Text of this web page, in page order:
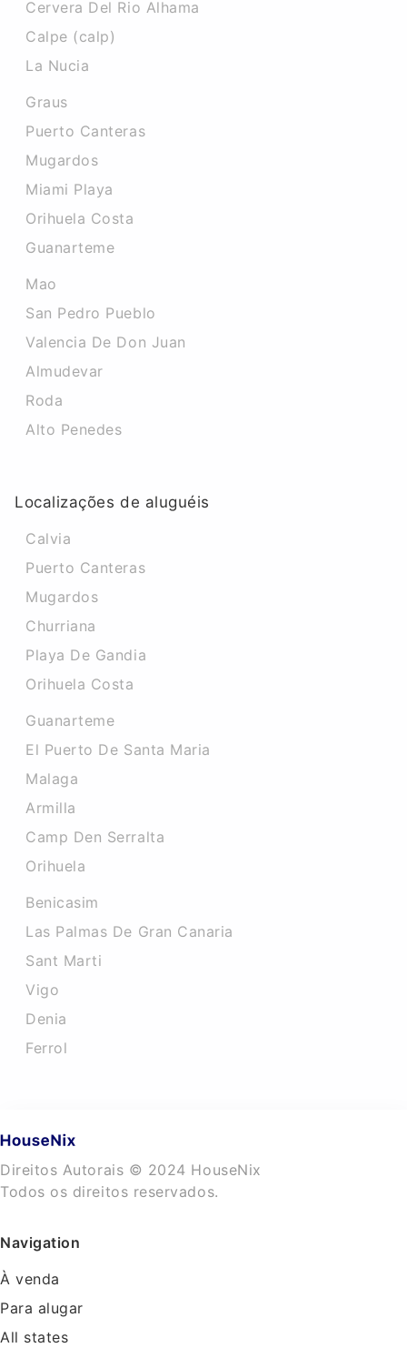
Cervera Del Rio Alhama
Calpe (calp)
La Nucia
Graus
Puerto Canteras
Mugardos
Miami Playa
Orihuela Costa
Guanarteme
Mao
San Pedro Pueblo
Valencia De Don Juan
Almudevar
Roda
Alto Penedes
Localizações de aluguéis
Calvia
Puerto Canteras
Mugardos
Churriana
Playa De Gandia
Orihuela Costa
Guanarteme
El Puerto De Santa Maria
Malaga
Armilla
Camp Den Serralta
Orihuela
Benicasim
Las Palmas De Gran Canaria
Sant Marti
Vigo
Denia
Ferrol
Direitos Autorais © 2024 HouseNix
Todos os direitos reservados.
Navigation
À venda
Para alugar
All states